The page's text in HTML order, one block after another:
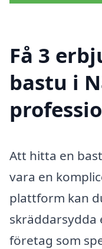
Få 3
bastu i
Att hitta en
vara en
plattform kan
skräddarsydda
företag som